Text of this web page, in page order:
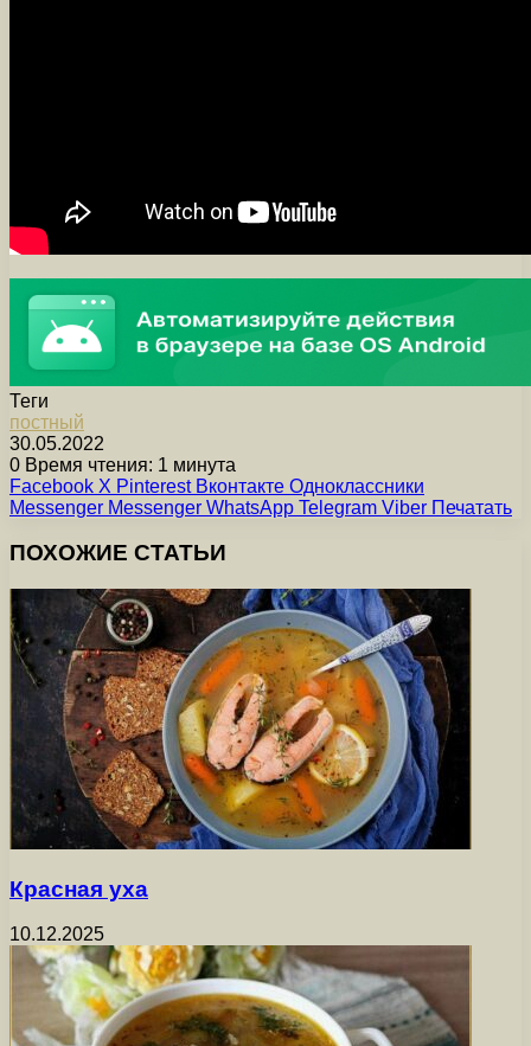
Теги
постный
30.05.2022
0 Время чтения: 1 минута
Facebook X Pinterest Вконтакте Одноклассники
Messenger Messenger WhatsApp Telegram Viber Печатать
ПОХОЖИЕ СТАТЬИ
Красная уха
10.12.2025